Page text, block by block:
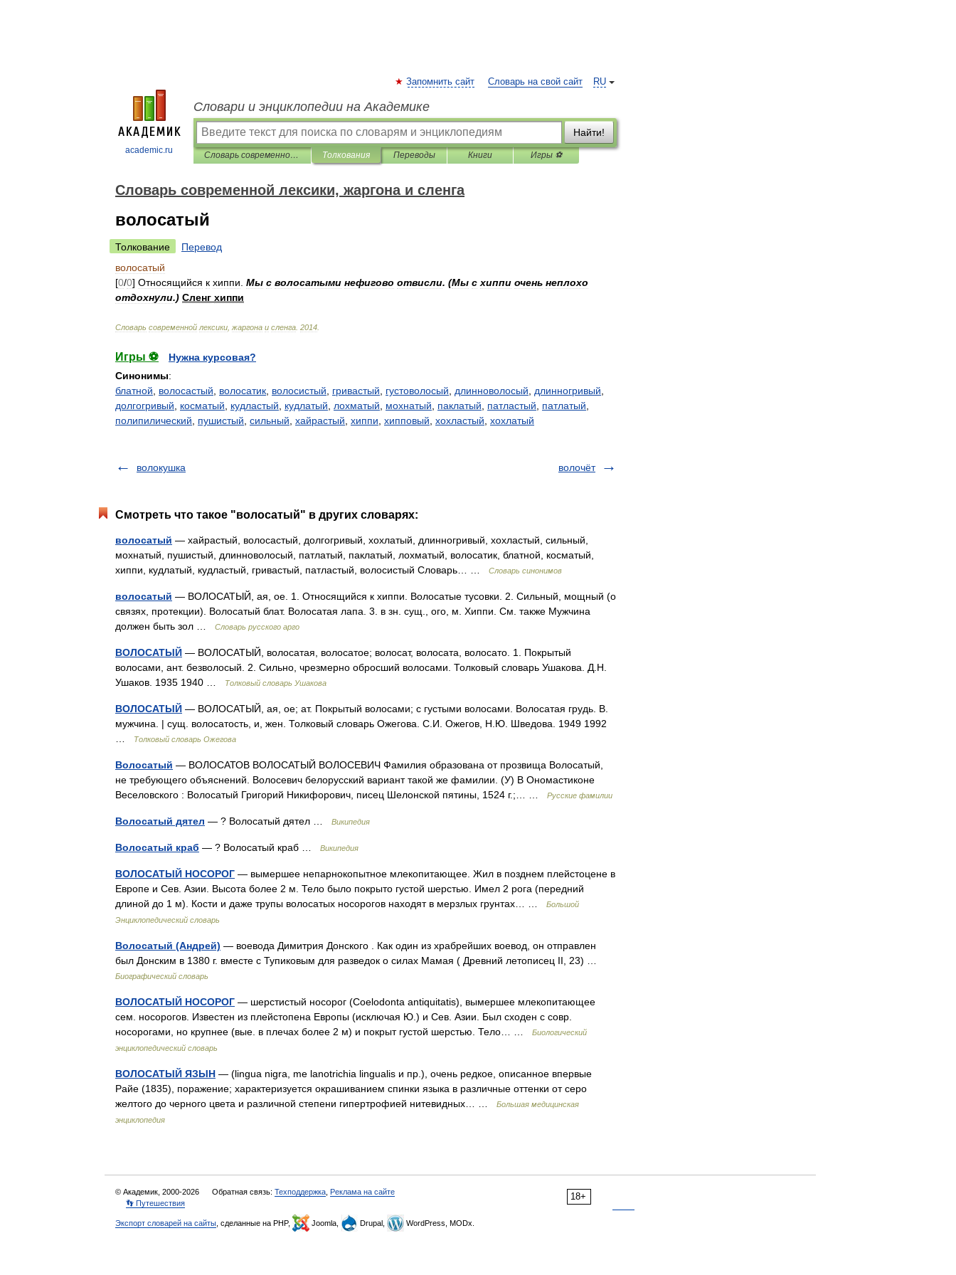
academic.ru
RU
Запомнить сайт Словарь на свой сайт
Словари и энциклопедии на Академике
Найти!
Cловарь современной лексики, жаргона и сленга Толкования Переводы Книги Игры ⚽
Cловарь современной лексики, жаргона и сленга
волосатый
Толкование
Перевод
волосатый
[0/0] Относящийся к хиппи Мы с волосатыми нефигово отвисли. (Мы с хиппи очень неплохо
отдохнули.) Сленг хиппи
Cловарь современной лексики жаргона и сленга 2014
Игры ⚽
Нужна курсовая?
Синонимы:
блатной
волосастый волосатик волосистый гривастый густоволосый длинноволосый длинногривый
долгогривый
косматый кудластый кудлатый лохматый мохнатый паклатый патластый патлатый
полипилический
пушистый сильный хайрастый хиппи хипповый хохластый хохлатый
волокушка волочёт
Смотреть что такое "волосатый" в других словарях:
волосатый — хайрастый, волосастый, долгогривый, хохлатый, длинногривый, хохластый, сильный,
мохнатый, пушистый, длинноволосый, патлатый, паклатый, лохматый, волосатик, блатной, косматый,
хиппи, кудлатый, кудластый, гривастый, патластый, волосистый Словарь… …
Словарь синонимов
волосатый — ВОЛОСАТЫЙ, ая, ое. 1. Относящийся к хиппи. Волосатые тусовки. 2. Сильный, мощный (о
связях, протекции). Волосатый блат. Волосатая лапа. 3. в зн. сущ., ого, м. Хиппи. См. также Мужчина
должен быть зол …
Словарь русского арго
ВОЛОСАТЫЙ — ВОЛОСАТЫЙ, волосатая, волосатое; волосат, волосата, волосато. 1. Покрытый
волосами, ант. безволосый. 2. Сильно, чрезмерно обросший волосами. Толковый словарь Ушакова. Д.Н.
Ушаков. 1935 1940 …
Толковый словарь Ушакова
ВОЛОСАТЫЙ — ВОЛОСАТЫЙ, ая, ое; ат. Покрытый волосами; с густыми волосами. Волосатая грудь. В.
мужчина. | сущ. волосатость, и, жен. Толковый словарь Ожегова. С.И. Ожегов, Н.Ю. Шведова. 1949 1992
Толковый словарь Ожегова
Волосатый — ВОЛОСАТОВ ВОЛОСАТЫЙ ВОЛОСЕВИЧ Фамилия образована от прозвища Волосатый,
не требующего объяснений. Волосевич белорусский вариант такой же фамилии. (У) В Ономастиконе
Веселовского : Волосатый Григорий Никифорович, писец Шелонской пятины, 1524 г.;… …
Русские фамилии
Волосатый дятел — ? Волосатый дятел … Википедия
Волосатый краб — ? Волосатый краб … Википедия
ВОЛОСАТЫЙ НОСОРОГ — вымершее непарнокопытное млекопитающее. Жил в позднем плейстоцене в
Европе и Сев. Азии. Высота более 2 м. Тело было покрыто густой шерстью. Имел 2 рога (передний
длиной до 1 м). Кости и даже трупы волосатых носорогов находят в мерзлых грунтах… …
Большой
Энциклопедический словарь
Волосатый (Андрей) — воевода Димитрия Донского . Как один из храбрейших воевод, он отправлен
был Донским в 1380 г. вместе с Тупиковым для разведок о силах Мамая ( Древний летописец II, 23) …
Биографический словарь
ВОЛОСАТЫЙ НОСОРОГ — шерстистый носорог (Coelodonta antiquitatis), вымершее млекопитающее
сем. носорогов. Известен из плейстопена Европы (исключая Ю.) и Сев. Азии. Был сходен с совр.
носорогами, но крупнее (вые. в плечах более 2 м) и покрыт густой шерстью. Тело… …
Биологический
энциклопедический словарь
ВОЛОСАТЫЙ ЯЗЫН — (lingua nigra, me lanotrichia lingualis и пр.), очень редкое, описанное впервые
Райе (1835), поражение; характеризуется окрашиванием спинки языка в различные оттенки от серо
желтого до черного цвета и различной степени гипертрофией нитевидных… …
Большая медицинская
энциклопедия
18+
© Академик, 2000-2026 Обратная связь: Техподдержка Реклама на сайте
👣 Путешествия
Экспорт словарей на сайты , сделанные на PHP, Joomla, Drupal, WordPress, MODx.